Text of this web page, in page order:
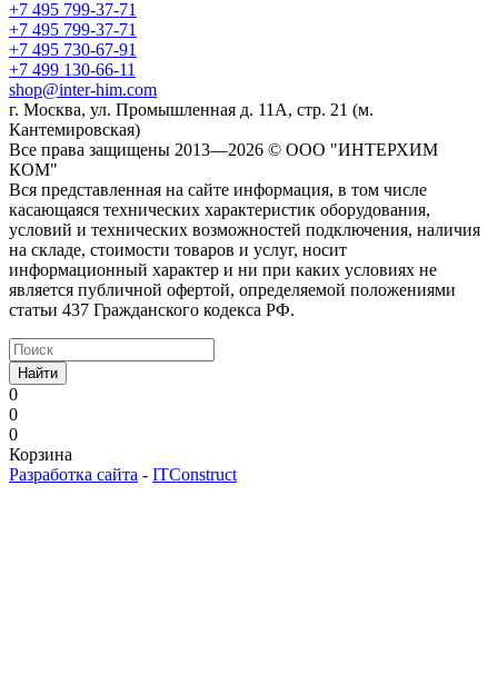
+7 495 799-37-71
+7 495 799-37-71
+7 495 730-67-91
+7 499 130-66-11
shop@inter-him.com
г. Москва, ул. Промышленная д. 11А, стр. 21 (м.
Кантемировская)
Все права защищены 2013—2026 © OOO "ИНТЕРХИМ
КОМ"
Вся представленная на сайте информация, в том числе
касающаяся технических характеристик оборудования,
условий и технических возможностей подключения, наличия
на складе, стоимости товаров и услуг, носит
информационный характер и ни при каких условиях не
является публичной офертой, определяемой положениями
статьи 437 Гражданского кодекса РФ.
Найти
0
0
0
Корзина
Разработка сайта - ITConstruct